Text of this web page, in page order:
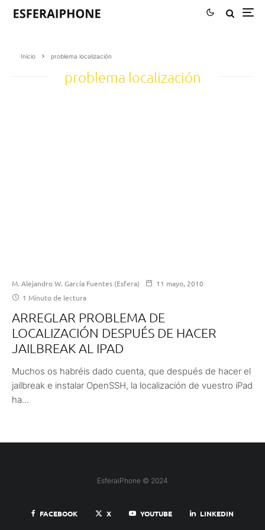
Inicio problema localización
problema localización
M. Alejandro W. García Fuentes (Esfera)
11 mayo, 2010
1 Minuto de lectura
ARREGLAR PROBLEMA DE
LOCALIZACIÓN DESPUÉS DE HACER
JAILBREAK AL IPAD
Muchos os habréis dado cuenta, que después de hacer el
jailbreak e instalar OpenSSH, la localización de vuestro iPad
ha...
EsferaiPhone © 2024
FACEBOOK X YOUTUBE LINKEDIN